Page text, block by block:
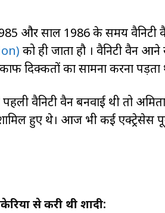
और साल 1986 के समय वैनिटी
को ही जाता हौ । वैनिटी वैन
दिक्कतों का सामना करना पड़ता
वैनिटी वैन बनवाई थी तो
हुए थे। आज भी कई एक्ट्रेसेस
से करी थी शादी: